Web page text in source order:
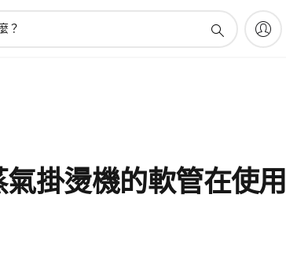
掛燙機的軟管在使用